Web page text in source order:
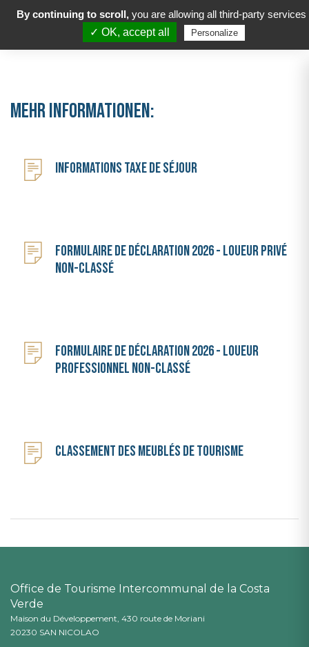
MEHR INFORMATIONEN:
Informations taxe de séjour
Formulaire de déclaration 2026 - loueur privé
non-classé
Formulaire de déclaration 2026 - loueur
professionnel non-classé
Classement des meublés de tourisme
Office de Tourisme Intercommunal de la Costa
Verde
Maison du Développement, 430 route de Moriani
20230 SAN NICOLAO
By continuing to scroll, you are allowing all third-party services
✓ OK, accept all
Personalize